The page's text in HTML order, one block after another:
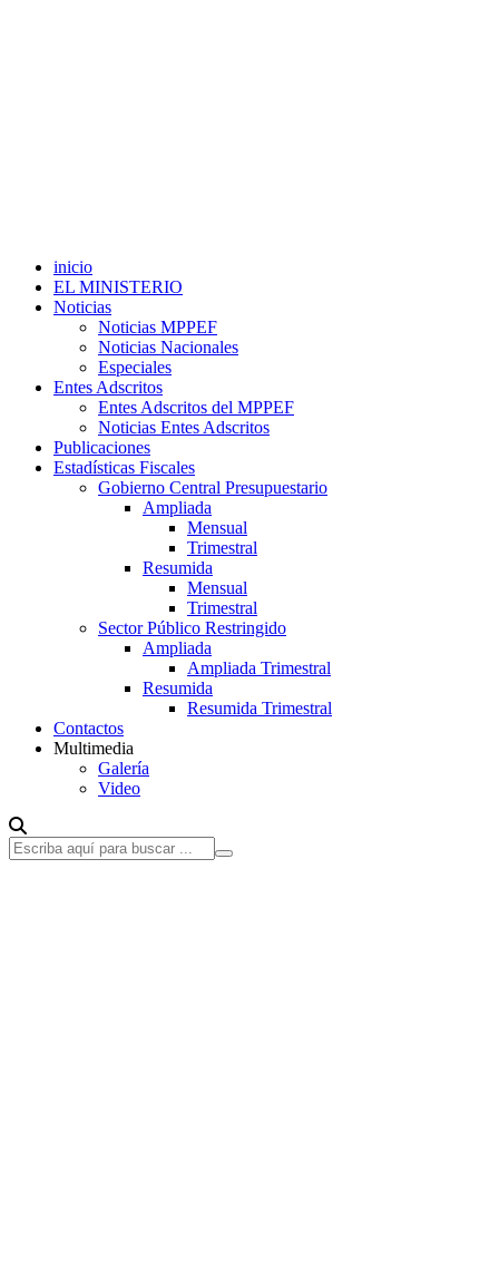
inicio
EL MINISTERIO
Noticias
Noticias MPPEF
Noticias Nacionales
Especiales
Entes Adscritos
Entes Adscritos del MPPEF
Noticias Entes Adscritos
Publicaciones
Estadísticas Fiscales
Gobierno Central Presupuestario
Ampliada
Mensual
Trimestral
Resumida
Mensual
Trimestral
Sector Público Restringido
Ampliada
Ampliada Trimestral
Resumida
Resumida Trimestral
Contactos
Multimedia
Galería
Video